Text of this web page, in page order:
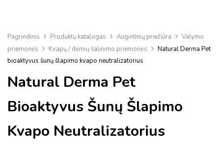
Pagrindinis Produktų katalogas Augintinių priežiūra
Valymo
priemonės
Kvapų / dėmių šalinimo priemonės
Natural Derma Pet
bioaktyvus šunų šlapimo kvapo neutralizatorius
Natural Derma Pet
Bioaktyvus Šunų Šlapimo
Kvapo Neutralizatorius